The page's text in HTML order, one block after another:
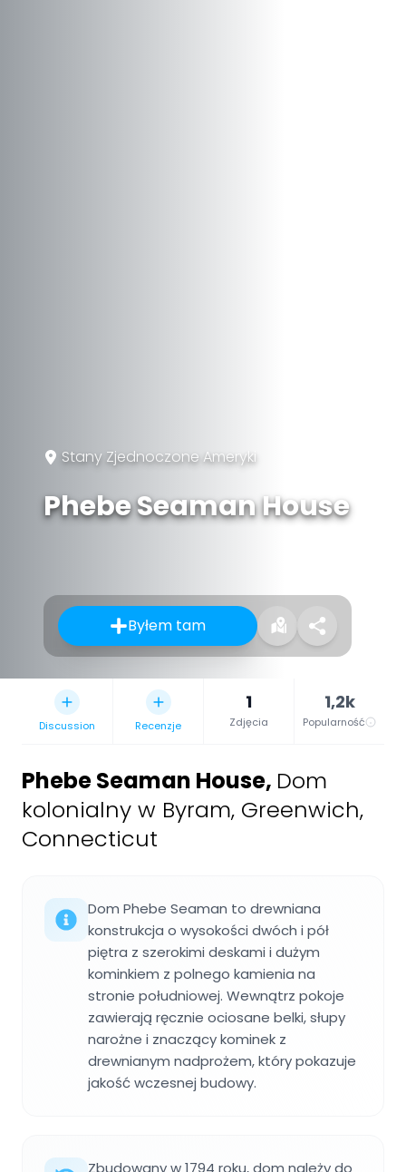
Stany Zjednoczone Ameryki
Phebe Seaman House
Byłem tam
Discussion Recenzje
1
Zdjęcia
1,2k
Popularność
Phebe Seaman House, Dom
kolonialny w Byram, Greenwich,
Connecticut
Dom Phebe Seaman to drewniana
konstrukcja o wysokości dwóch i pół
piętra z szerokimi deskami i dużym
kominkiem z polnego kamienia na
stronie południowej. Wewnątrz pokoje
zawierają ręcznie ociosane belki, słupy
narożne i znaczący kominek z
drewnianym nadprożem, który pokazuje
jakość wczesnej budowy.